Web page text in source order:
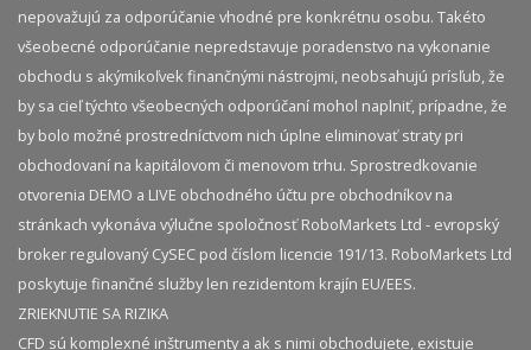
nepovažujú za odporúčanie vhodné pre konkrétnu osobu. Takéto
všeobecné odporúčanie nepredstavuje poradenstvo na vykonanie
obchodu s akýmikoľvek finančnými nástrojmi, neobsahujú prísľub, že
by sa cieľ týchto všeobecných odporúčaní mohol naplniť, prípadne, že
by bolo možné prostredníctvom nich úplne eliminovať straty pri
obchodovaní na kapitálovom či menovom trhu. Sprostredkovanie
otvorenia DEMO a LIVE obchodného účtu pre obchodníkov na
stránkach vykonáva výlučne spoločnosť RoboMarkets Ltd - evropský
broker regulovaný CySEC pod číslom licencie 191/13. RoboMarkets Ltd
poskytuje finančné služby len rezidentom krajín EU/EES.
ZRIEKNUTIE SA RIZIKA
CFD sú komplexné inštrumenty a ak s nimi obchodujete, existuje